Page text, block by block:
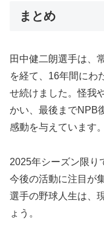
まとめ
田中健二朗選手は、
を経て、16年間にわ
せ続けました。怪我
かい、最後までNPB
感動を与えています。
2025年シーズン限り
今後の活動に注目が
選手の野球人生は、
ょう。